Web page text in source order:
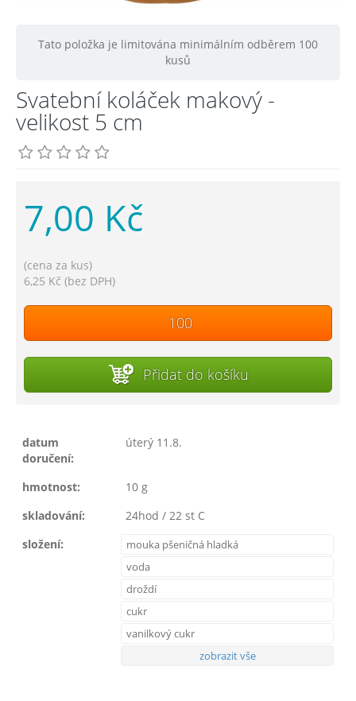
Tato položka je limitována minimálním odběrem 100
kusů
Svatební koláček makový -
velikost 5 cm
7,00 Kč
(cena za kus)
6,25 Kč (bez DPH)
Přidat do košíku
datum
doručení:
úterý 11.8.
hmotnost:
10 g
skladování:
24hod / 22 st C
složení:
mouka pšeničná hladká
voda
droždí
cukr
vanilkový cukr
zobrazit vše